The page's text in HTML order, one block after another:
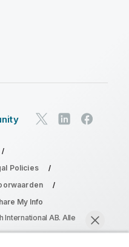
Policies
My Info
AB. Alle